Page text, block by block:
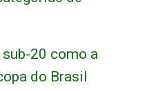
20 como a
do Brasil